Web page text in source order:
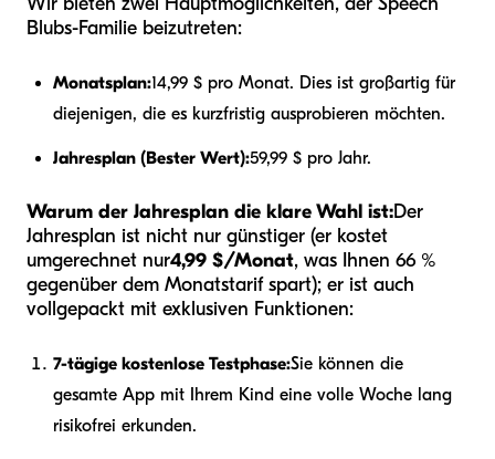
Blubs-Familie beizutreten:
Monatsplan:14,99 $ pro Monat. Dies ist großartig für
diejenigen, die es kurzfristig ausprobieren möchten.
Jahresplan (Bester Wert):59,99 $ pro Jahr.
Warum der Jahresplan die klare Wahl ist:Der
Jahresplan ist nicht nur günstiger (er kostet
umgerechnet nur4,99 $/Monat, was Ihnen 66 %
gegenüber dem Monatstarif spart); er ist auch
vollgepackt mit exklusiven Funktionen:
7-tägige kostenlose Testphase:Sie können die
gesamte App mit Ihrem Kind eine volle Woche lang
risikofrei erkunden.